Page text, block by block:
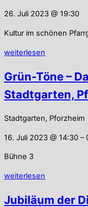
26. Juli 2023 @ 19:30
Kultur im schönen
weiterlesen
Grün-Töne –
Stadtgarten,
Stadtgarten, Pforzheim
16. Juli 2023 @ 14:30 –
Bühne 3
weiterlesen
Jubiläum der